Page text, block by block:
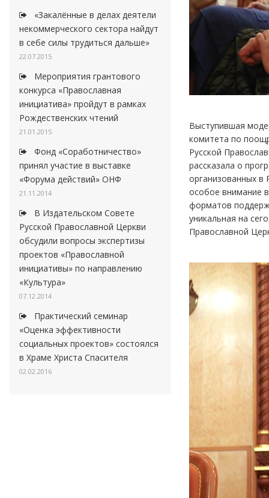
«Закалённые в делах деятели
некоммерческого сектора найдут
в себе силы трудиться дальше»
22.07.2015
Мероприятия грантового
конкурса «Православная
инициатива» пройдут в рамках
Рождественских чтений
21.01.2015
Фонд «Соработничество»
принял участие в выставке
«Форума действий» ОНФ
21.11.2014
В Издательском Совете
Русской Православной Церкви
обсудили вопросы экспертизы
проектов «Православной
инициативы» по направлению
«Культура»
07.12.2014
Практический семинар
«Оценка эффективности
социальных проектов» состоялся
в Храме Христа Спасителя
02.02.2016
Выступившая
комитета по
Русской
рассказала о
организованных в
особое внимание
форматов
уникальная на
Православной